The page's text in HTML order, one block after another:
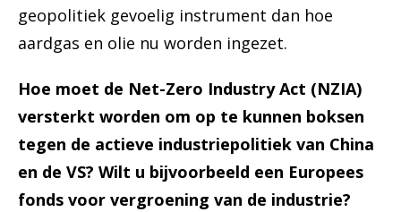
geopolitiek gevoelig instrument dan hoe
aardgas en olie nu worden ingezet.
Hoe moet de Net-Zero Industry Act (NZIA)
versterkt worden om op te kunnen boksen
tegen de actieve industriepolitiek van China
en de VS? Wilt u bijvoorbeeld een Europees
fonds voor vergroening van de industrie?